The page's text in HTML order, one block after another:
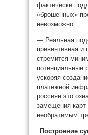
фактически
«брошенных»
невозможно.
— Реальная
превентивная и
стремится
потенциальные
ускоряя
платёжной
россиян это
замещения карт
необратимым
Построение